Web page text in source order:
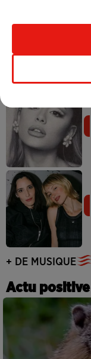
+ DE MUSIQUE
Actu positive